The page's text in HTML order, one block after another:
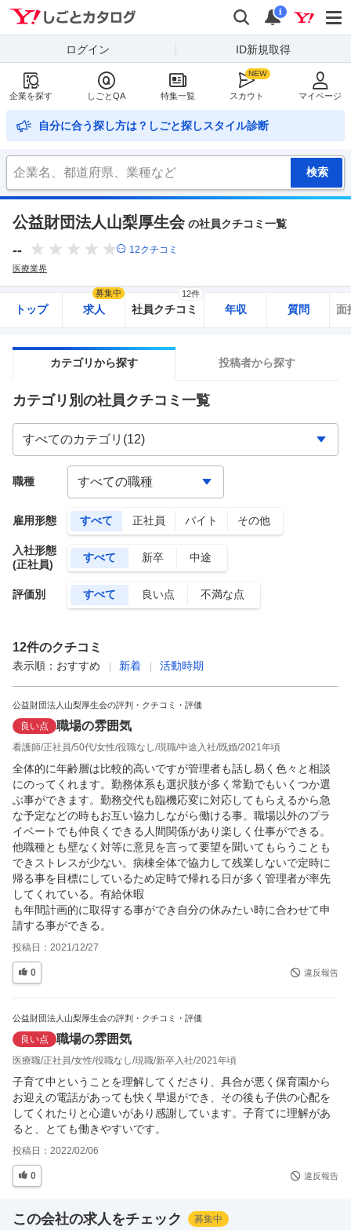
検索
通知
i
ログイン ID新規取得
企業を探す しごとQA 特集一覧 スカウト マイページ
自分に合う探し方は？しごと探しスタイル診断
公益財団法人山梨厚生会 の社員クチコミ一覧
-- 12クチコミ
医療業界
トップ 求人
募集中
社員クチコミ
12件
年収 質問 面
カテゴリから探す 投稿者から探す
カテゴリ別の社員クチコミ一覧
雇用形態 すべて 正社員 バイト その他
入社形態
(正社員)
すべて 新卒 中途
評価別 すべて 良い点 不満な点
職種
12件のクチコミ
表示順： おすすめ 新着 活動時期
公益財団法人山梨厚生会の評判・クチコミ・評価
良い点 職場の雰囲気
看護師 正社員 50代 女性 役職なし 現職 中途入社 既婚 2021年頃
全体的に年齢層は比較的高いですが管理者も話し易く色々と相談
にのってくれます。勤務体系も選択肢が多く常勤でもいくつか選
ぶ事ができます。勤務交代も臨機応変に対応してもらえるから急
な予定などの時もお互い協力しながら働ける事。職場以外のプラ
イベートでも仲良くできる人間関係があり楽しく仕事ができる。
他職種とも壁なく対等に意見を言って要望を聞いてもらうことも
できストレスが少ない。病棟全体で協力して残業しないで定時に
帰る事を目標にしているため定時で帰れる日が多く管理者が率先
してくれている。有給休暇
も年間計画的に取得する事ができ自分の休みたい時に合わせて申
請する事ができる。
投稿日： 2021/12/27
0 違反報告
公益財団法人山梨厚生会の評判・クチコミ・評価
良い点 職場の雰囲気
医療職 正社員 女性 役職なし 現職 新卒入社 2021年頃
子育て中ということを理解してくださり、具合が悪く保育園から
お迎えの電話があっても快く早退ができ、その後も子供の心配を
してくれたりと心遣いがあり感謝しています。子育てに理解があ
ると、とても働きやすいです。
投稿日： 2022/02/06
0 違反報告
この会社の求人をチェック 募集中